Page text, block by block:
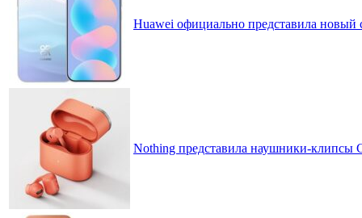
Huawei официально представила
Nothing представила наушники-клипсы